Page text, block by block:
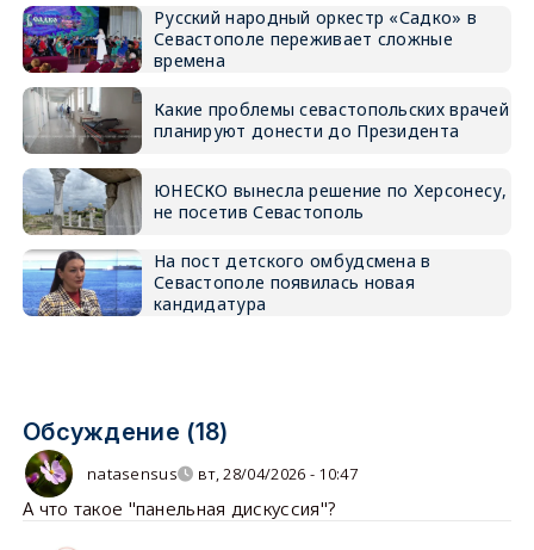
Русский народный оркестр «Садко» в
Севастополе переживает сложные
времена
Какие проблемы севастопольских врачей
планируют донести до Президента
ЮНЕСКО вынесла решение по Херсонесу,
не посетив Севастополь
На пост детского омбудсмена в
Севастополе появилась новая
кандидатура
Обсуждение (18)
natasensus вт, 28/04/2026 - 10:47
А что такое "панельная дискуссия"?